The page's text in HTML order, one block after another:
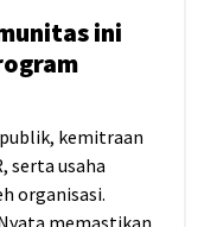
ini
kemitraan
serta usaha
organisasi.
memastikan